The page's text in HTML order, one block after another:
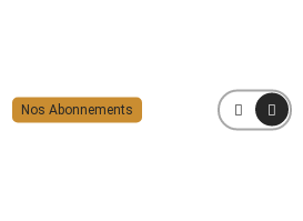
Nos Abonnements MENU